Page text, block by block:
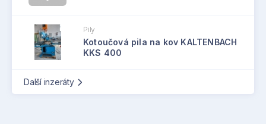
Pily
Kotoučová pila na kov KALTENBACH
KKS 400
Další inzeráty